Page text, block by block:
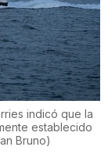
indicó que la
establecido
Bruno)